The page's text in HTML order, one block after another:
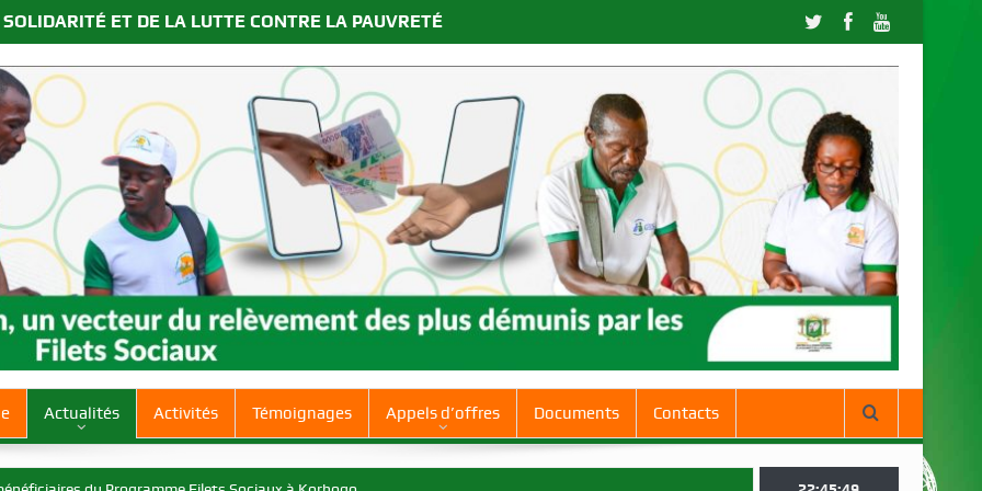
ET DE LA LUTTE CONTRE LA PAUVRETÉ
Actualités Activités Témoignages Appels d’offres Documents Contacts